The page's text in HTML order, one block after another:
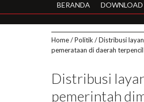
BERANDA DOWNLOAD
Home/Politik/Distribusi
pemerataan di daerah terpencil
Distribusi
pemerintah